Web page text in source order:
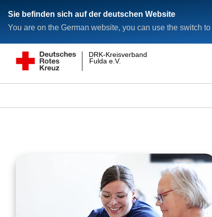
Sie befinden sich auf der deutschen Website
You are on the German website, you can use the switch
Fulda e.V.
DRK-Kreisverband